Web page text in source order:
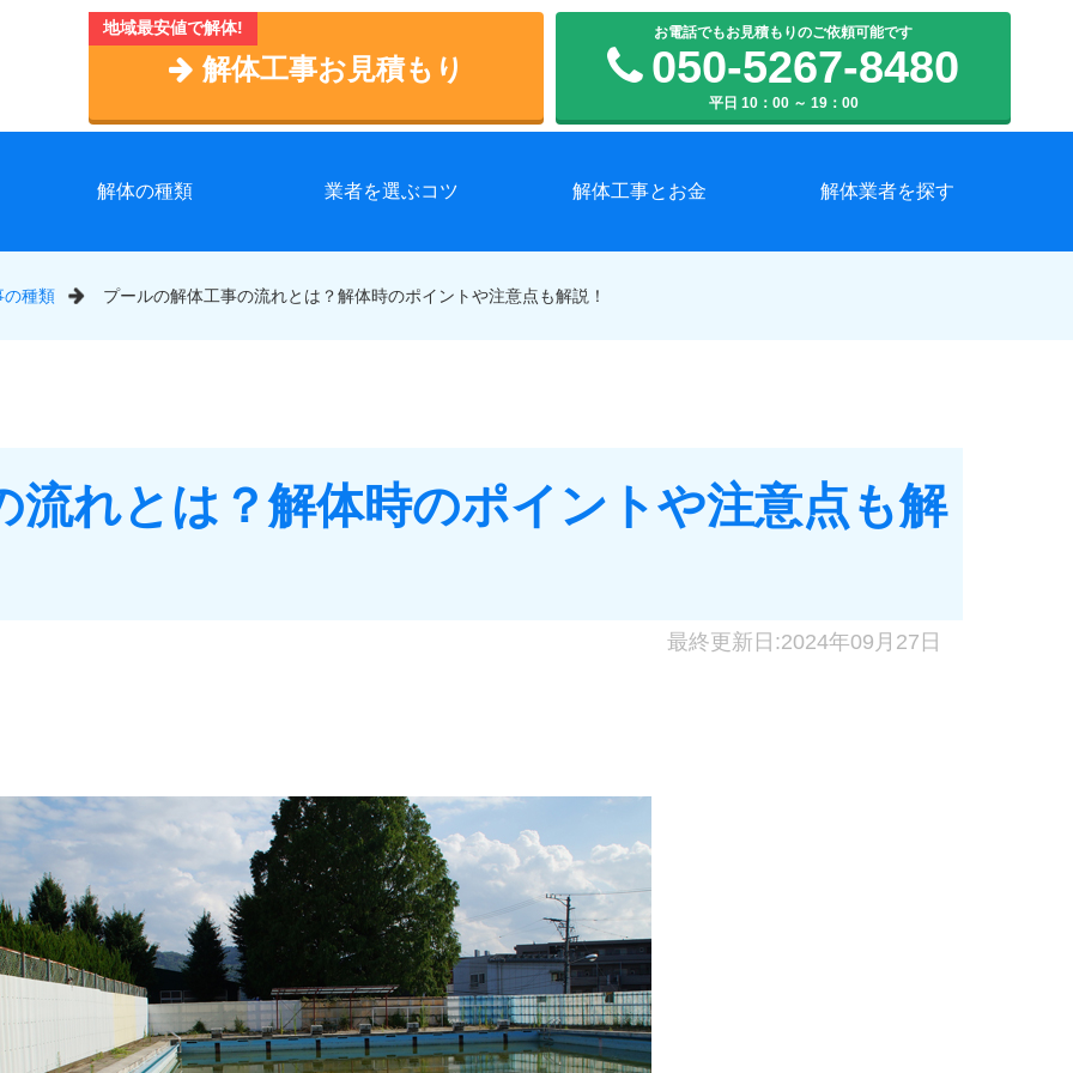
解体工事お見積もり
お電話でもお見積もりのご依頼可能です
050-5267-8480
平日 10：00 ～ 19：00
解体の種類 業者を選ぶコツ 解体工事とお金 解体業者を探す
の種類 プールの解体工事の流れとは？解体時のポイントや注意点も解説！
流れとは？解体時のポイントや注意点も解
最終更新日:2024年09月27日